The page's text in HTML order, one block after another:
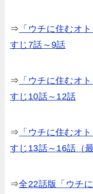
⇒ 「ウチに住むオ
すじ7話～9話
⇒ 「ウチに住むオ
すじ10話～12話
⇒ 「ウチに住むオ
すじ13話～16話（最
⇒全22話版「ウチ